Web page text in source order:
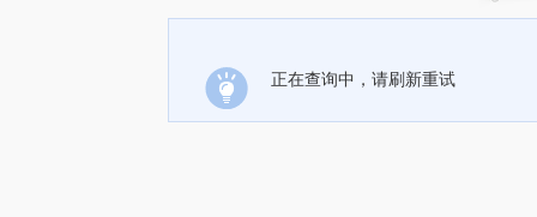
正在查询中，请刷新重试